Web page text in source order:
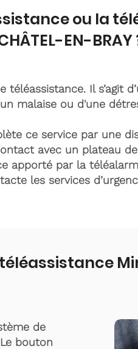
ou la
EN-BRAY
Il s’agit
malaise ou d'une
ce service par une
avec un plateau
apporté par la
les services
de
bouton